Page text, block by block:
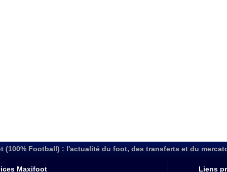
(100% Football) : l'actualité du foot, des transferts et du
Maxifoot Liens